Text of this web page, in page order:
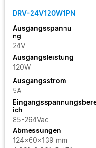
Pro
Force-
LYTE
II
SYNC
Ausgangsstrom
Zertifikate
Bereich
Status
DRV-24V120W1PN
Ausgangsspannu
ng
24V
Ausgangsleistung
120W
Ausgangsstrom
5A
ich
85-264Vac
Abmessungen
124x60x139 mm